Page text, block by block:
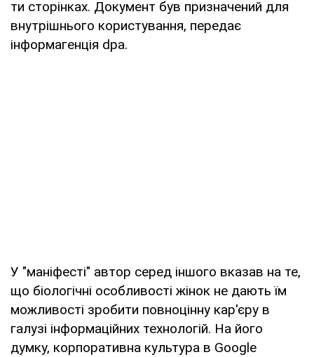
ти сторінках. Документ був призначений для
внутрішнього користування, передає
інформагенція dpa.
У "маніфесті" автор серед іншого вказав на те,
що біологічні особливості жінок не дають їм
можливості зробити повноцінну кар'єру в
галузі інформаційних технологій. На його
думку, корпоративна культура в Google